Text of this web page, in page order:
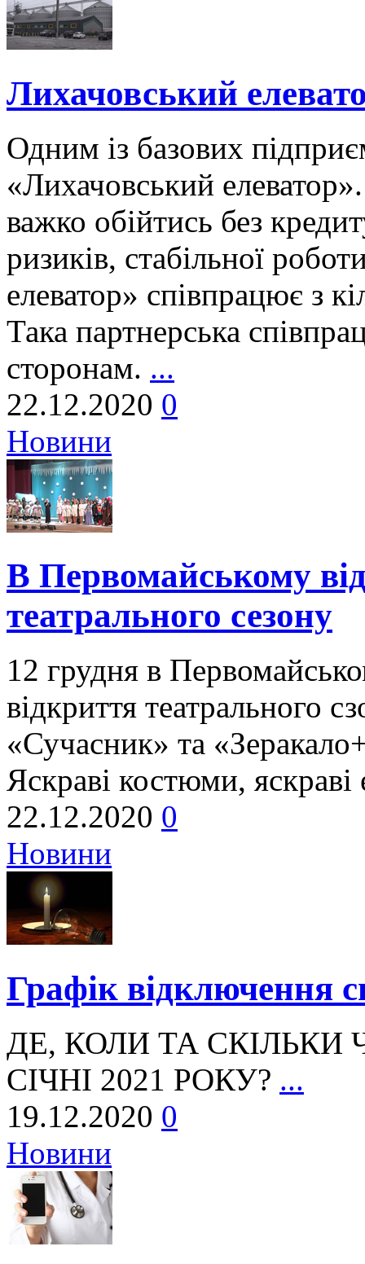
Лихачовський
Одним із базових
«Лихачовський
важко обійтись без
ризиків, стабільної
елеватор» співпрацює з
Така партнерська
сторонам. ...
22.12.2020 0
Новини
В Первомайському
театрального сезону
12 грудня в
відкриття театрального
«Сучасник» та
Яскраві костюми, яскраві
22.12.2020 0
Новини
Графік відключення
ДЕ, КОЛИ ТА СКІЛЬКИ
СІЧНІ 2021 РОКУ? ...
19.12.2020 0
Новини